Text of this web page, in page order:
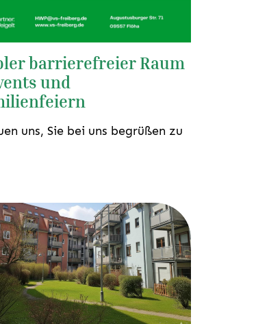
barrierefreier Raum
und
uns, Sie bei uns begrüßen zu